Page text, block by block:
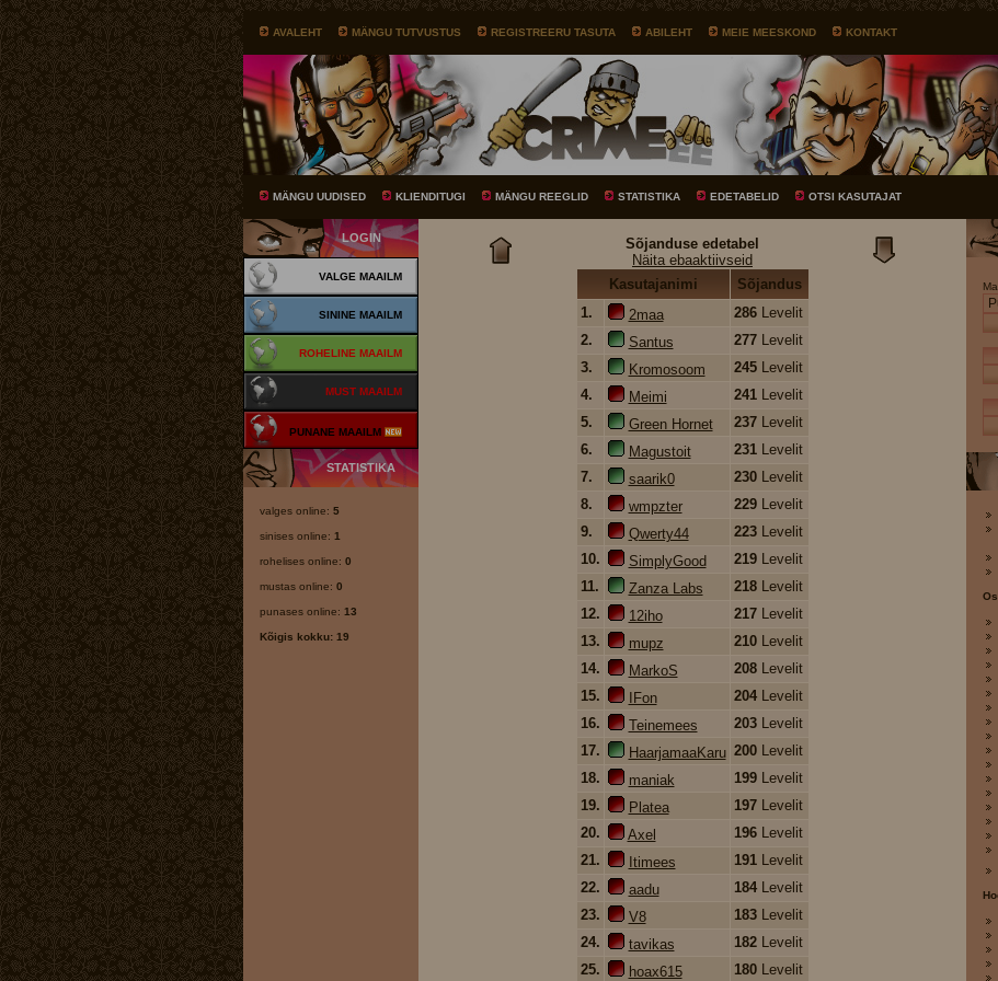
AVALEHT MÄNGU TUTVUSTUS REGISTREERU TASUTA ABILEHT MEIE MEESKOND KONTAKT
MÄNGU UUDISED KLIENDITUGI MÄNGU REEGLID STATISTIKA EDETABELID OTSI KASUTAJAT
LOGIN
VALGE MAAILM
SININE MAAILM
ROHELINE MAAILM
MUST MAAILM
PUNANE MAAILM
STATISTIKA
valges online: 5
sinises online: 1
rohelises online: 0
mustas online: 0
punases online: 13
Kõigis kokku: 19
Sõjanduse edetabel
Näita ebaaktiivseid
Kasutajanimi
Sõjandus
1.
2maa 286 Levelit
2.
Santus 277 Levelit
3.
Kromosoom 245 Levelit
4.
Meimi 241 Levelit
5.
Green Hornet 237 Levelit
6.
Magustoit 231 Levelit
7.
saarik0 230 Levelit
8.
wmpzter 229 Levelit
9.
Qwerty44 223 Levelit
10.
SimplyGood 219 Levelit
11.
Zanza Labs 218 Levelit
12.
12iho 217 Levelit
13.
mupz 210 Levelit
14.
MarkoS 208 Levelit
15.
IFon 204 Levelit
16.
Teinemees 203 Levelit
17.
HaarjamaaKaru 200 Levelit
18.
maniak 199 Levelit
19.
Platea 197 Levelit
20.
Axel 196 Levelit
21.
Itimees 191 Levelit
22.
aadu 184 Levelit
23.
V8 183 Levelit
24.
tavikas 182 Levelit
25.
hoax615 180 Levelit